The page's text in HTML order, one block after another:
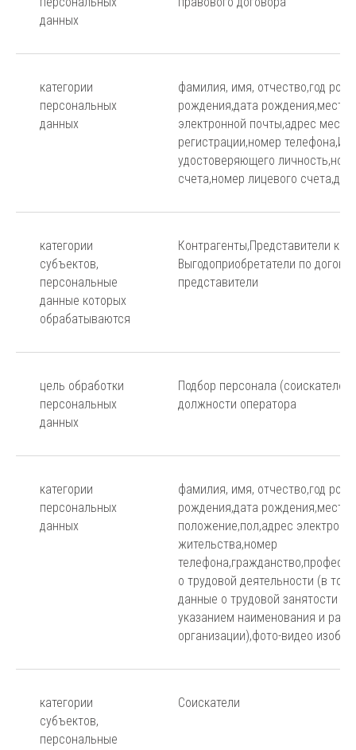
данных
категории
персональных
данных
фамилия, имя, отчество,год
рождения,дата рождения,место
электронной почты,адрес
регистрации,номер
удостоверяющего
счета,номер лицевого
категории
субъектов,
персональные
данные которых
обрабатываются
Контрагенты,Представители
Выгодоприобретатели по
представители
цель обработки
персональных
данных
Подбор персонала
должности оператора
категории
персональных
данных
фамилия, имя, отчество,год
рождения,дата рождения,место
положение,пол,адрес
жительства,номер
о трудовой деятельности (в
данные о трудовой занятости
указанием наименования и
организации),фото-видео
категории
субъектов,
персональные
Соискатели